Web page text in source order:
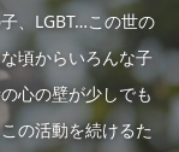
、LGBT…この世の
頃からいろんな子
心の壁が少しでも
の活動を続けるた